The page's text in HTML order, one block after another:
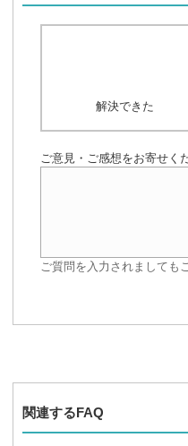
解決できた
ご意見・ご感想をお寄せく
ご質問を入力されましても
関連するFAQ